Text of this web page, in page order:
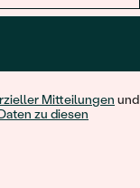
Mitteilungen und
zu diesen